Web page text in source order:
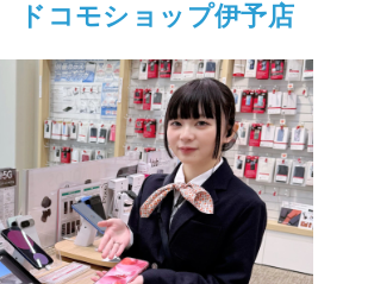
ドコモショップ伊予店